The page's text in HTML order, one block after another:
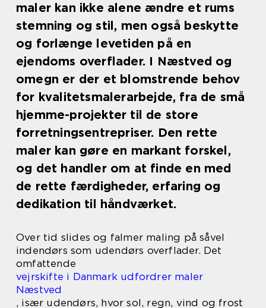
maler kan ikke alene ændre et rums
stemning og stil, men også beskytte
og forlænge levetiden på en
ejendoms overflader. I Næstved og
omegn er der et blomstrende behov
for kvalitetsmalerarbejde, fra de små
hjemme-projekter til de store
forretningsentrepriser. Den rette
maler kan gøre en markant forskel,
og det handler om at finde en med
de rette færdigheder, erfaring og
dedikation til håndværket.
Over tid slides og falmer maling på såvel
indendørs som udendørs overflader. Det
omfattende
vejrskifte i Danmark udfordrer maler
Næstved
, især udendørs, hvor sol, regn, vind og frost